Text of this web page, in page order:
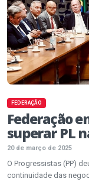
FEDERAÇÃO
Federação
superar PL
20 de março de 2025
O Progressistas (PP)
continuidade das